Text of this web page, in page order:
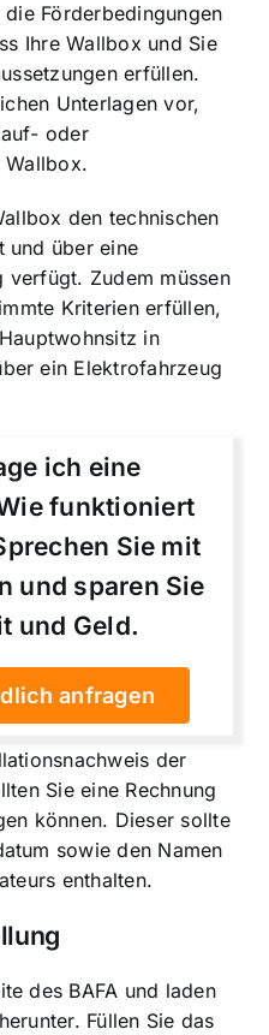
Förderbedingungen
Ihre Wallbox und Sie
erfüllen.
Unterlagen vor,
oder
Wallbox.
den technischen
und über eine
verfügt. Zudem müssen
Kriterien erfüllen,
in
ein Elektrofahrzeug
ich eine
funktioniert
Sie mit
und sparen Sie
und Geld.
anfragen
der
Sie eine Rechnung
können. Dieser sollte
sowie den Namen
enthalten.
des BAFA und laden
Füllen Sie das